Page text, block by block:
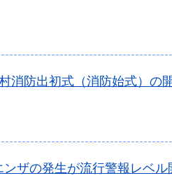
消防出初式（消防始式）の
ザの発生が流行警報レベ